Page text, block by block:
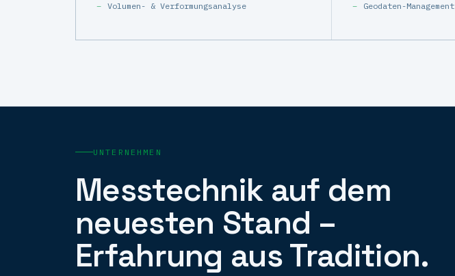
Volumen- & Verformungsanalyse
Geodaten-Management
UNTERNEHMEN
Messtechnik auf dem
neuesten Stand –
Erfahrung aus Tradition.